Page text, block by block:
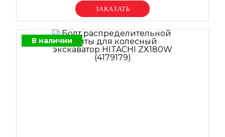
Уточняйте цену
В наличии